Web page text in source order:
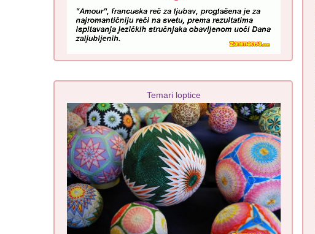
Temari loptice